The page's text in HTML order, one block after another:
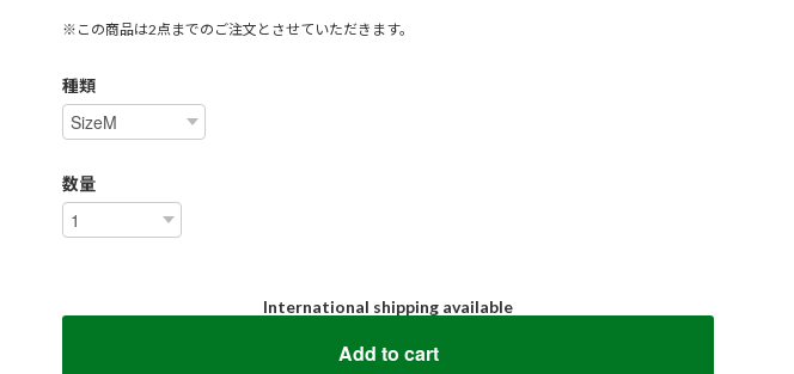
※この商品は2点までのご注文とさせていただきます。
種類
数量
International shipping available
Add to cart